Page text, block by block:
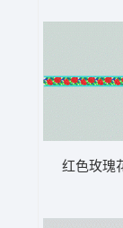
红色玫瑰